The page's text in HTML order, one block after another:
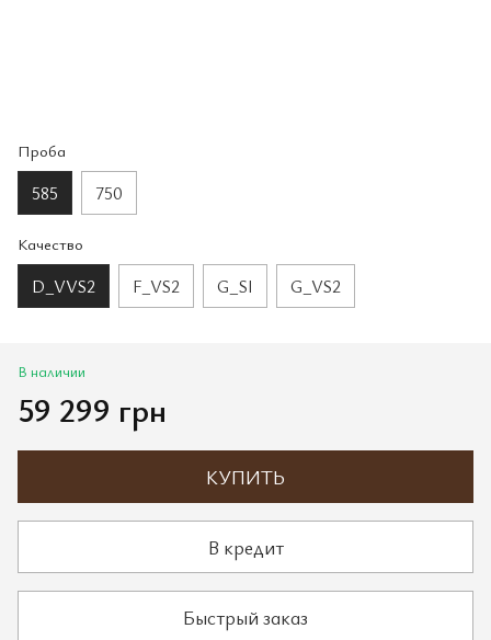
Проба
585 750
Качество
D_VVS2 F_VS2 G_SI G_VS2
В наличии
59 299 грн
КУПИТЬ
В кредит
Быстрый заказ